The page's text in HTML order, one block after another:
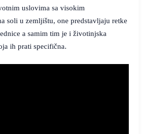
uslovima sa visokim
soli u zemljištu, one predstavljaju retke
a samim tim je i životinjska
ih prati specifična.